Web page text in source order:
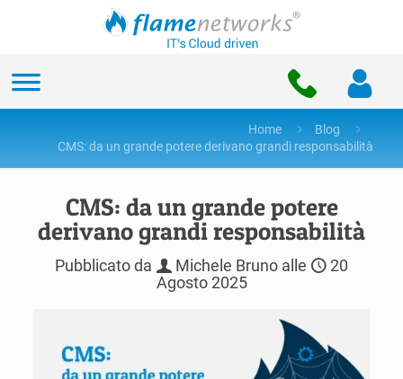
Home
Blog
CMS: da un grande potere derivano grandi responsabilità
CMS: da un grande potere
derivano grandi responsabilità
Pubblicato da Michele Bruno alle
20
Agosto 2025